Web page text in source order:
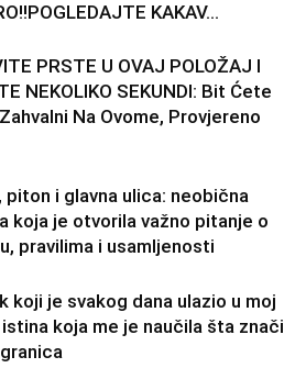
KAKAV...
PRSTE U OVAJ POLOŽAJ I
NEKOLIKO SEKUNDI: Bit Ćete
Na Ovome, Provjereno
piton i glavna ulica: neobična
koja je otvorila važno pitanje o
pravilima i usamljenosti
koji je svakog dana ulazio u moj
koja me je naučila šta znači